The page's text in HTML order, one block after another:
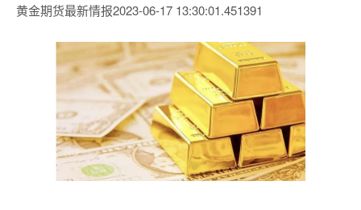
黄金期货最新情报2023-06-17 13:30:01.451391